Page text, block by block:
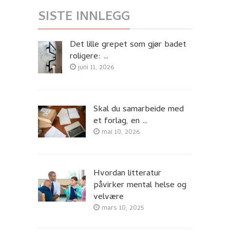
SISTE INNLEGG
Det lille grepet som gjør badet
roligere: …
juni 11, 2026
Skal du samarbeide med
et forlag, en …
mai 10, 2026
Hvordan litteratur
påvirker mental helse og
velvære
mars 10, 2025